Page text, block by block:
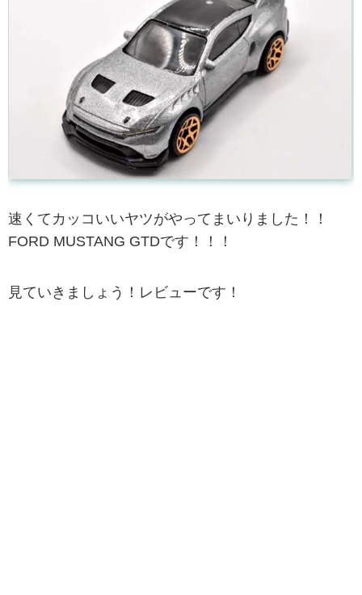
速くてカッコいいヤツがやってまいりました！！
FORD MUSTANG GTDです！！！
見ていきましょう！レビューです！